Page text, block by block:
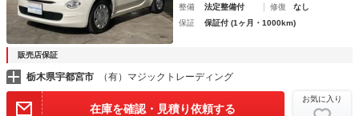
整備
法定整備付 修復
なし
保証
保証付 (1ヶ月・1000km)
販売店保証
栃木県宇都宮市 （有）マジックトレーディング
在庫を確認・見積り依頼する
お気に入り